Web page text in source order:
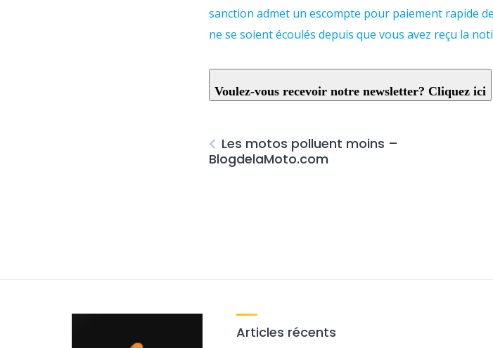
sanction admet un escompte pour paiement rapide
ne se soient écoulés depuis que vous avez reçu la
Voulez-vous recevoir notre newsletter? Cliquez ici
Les motos polluent moins –
BlogdelaMoto.com
Articles récents